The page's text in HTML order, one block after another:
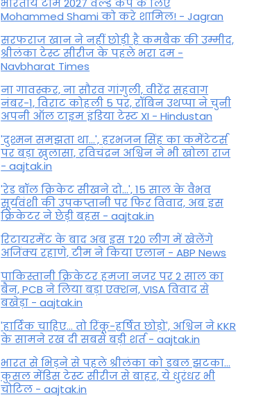
Mohammed Shami को करे शामिल! - Jagran
सरफराज खान ने नहीं छोड़ी है कमबैक की उम्मीद,
श्रीलंका टेस्ट सीरीज के पहले भरा दम -
Navbharat Times
ना गावस्कर, ना सौरव गांगुली, वीरेंद्र सहवाग
नंबर-1, विराट कोहली 5 पर, रॉबिन उथप्पा ने चुनी
अपनी ऑल टाइम इंडिया टेस्ट XI - Hindustan
'दुश्मन समझता था...', हरभजन सिंह का कमेंटेटर्स
पर बड़ा खुलासा, रव‍िचंद्रन अश्विन ने भी खोला राज
- aajtak.in
'रेड बॉल क्रिकेट सीखने दो...', 15 साल के वैभव
सूर्यवंशी की उपकप्तानी पर फ‍िर व‍िवाद, अब इस
क्रिकेटर ने छेड़ी बहस - aajtak.in
रिटायरमेंट के बाद अब इस T20 लीग में खेलेंगे
अजिंक्य रहाणे, टीम ने किया एलान - ABP News
पाकिस्तानी क्रिकेटर हमजा नजर पर 2 साल का
बैन, PCB ने ल‍िया बड़ा एक्शन, VISA व‍िवाद से
बखेड़ा - aajtak.in
'हार्दिक चाहिए... तो रिंकू-हर्षित छोड़ो', अश्विन ने KKR
के सामने रख दी सबसे बड़ी शर्त - aajtak.in
भारत से भिड़ने से पहले श्रीलंका को डबल झटका...
कुसल मेंडिस टेस्ट सीरीज से बाहर, ये धुरंधर भी
चोटिल - aajtak.in